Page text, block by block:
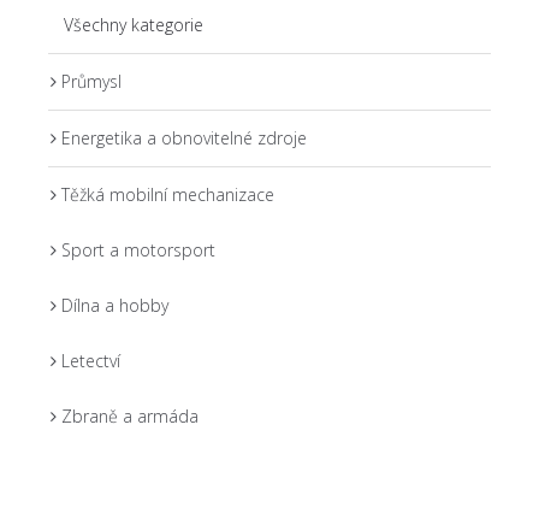
Všechny kategorie
Průmysl
Energetika a obnovitelné zdroje
Těžká mobilní mechanizace
Sport a motorsport
Dílna a hobby
Letectví
Zbraně a armáda